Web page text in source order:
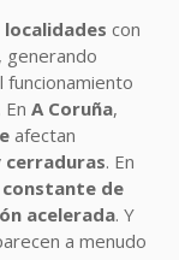
localidades con
, generando
funcionamiento
A Coruña,
afectan
cerraduras. En
de
acelerada. Y
a menudo